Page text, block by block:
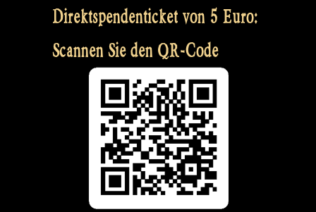
Direktspendenticket von 5 Euro:
Scannen Sie den QR-Code